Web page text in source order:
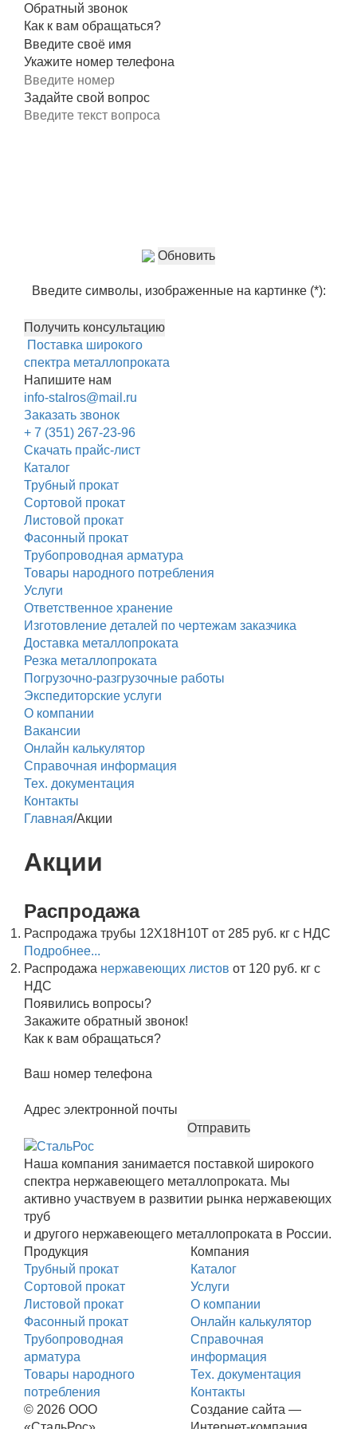
Закрыть
Обратный звонок
Как к вам обращаться?
Укажите номер телефона
Задайте свой вопрос
Обновить
Введите символы, изображенные на картинке (*):
Поставка широкого
спектра металлопроката
Напишите нам
info-stalros@mail.ru
Заказать звонок
+ 7 (351) 267-23-96
Скачать прайс-лист
Каталог
Трубный прокат
Сортовой прокат
Листовой прокат
Фасонный прокат
Трубопроводная арматура
Товары народного потребления
Услуги
Ответственное хранение
Изготовление деталей по чертежам заказчика
Доставка металлопроката
Резка металлопроката
Погрузочно-разгрузочные работы
Экспедиторские услуги
О компании
Вакансии
Онлайн калькулятор
Справочная информация
Тех. документация
Контакты
Главная/Акции
Акции
Распродажа
Распродажа трубы 12Х18Н10Т от 285 руб. кг с НДС
Подробнее...
Распродажа нержавеющих листов от 120 руб. кг с
НДС
Появились вопросы?
Закажите обратный звонок!
Как к вам обращаться?
Ваш номер телефона
Адрес электронной почты
Наша компания занимается поставкой широкого
спектра нержавеющего металлопроката. Мы
активно участвуем в развитии рынка нержавеющих
труб
и другого нержавеющего металлопроката в России.
Продукция
Трубный прокат
Сортовой прокат
Листовой прокат
Фасонный прокат
Трубопроводная
арматура
Товары народного
потребления
Компания
Каталог
Услуги
О компании
Онлайн калькулятор
Справочная
информация
Тех. документация
Контакты
© 2026 ООО
Создание сайта —